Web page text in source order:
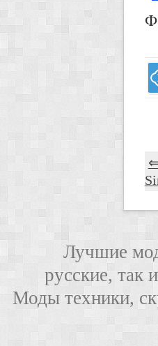
Лучшие
русские, так
Моды техники,